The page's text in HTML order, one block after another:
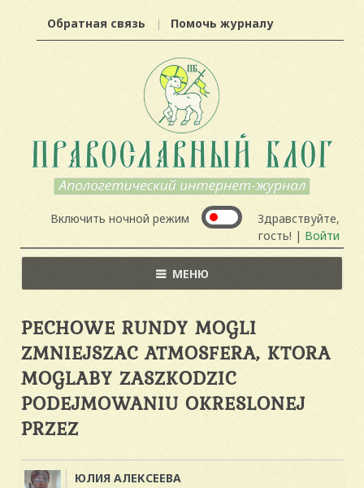
Обратная связь Помочь журналу
Включить ночной режим
Здравствуйте,
гость! | Войти
МЕНЮ
PECHOWE RUNDY MOGLI
ZMNIEJSZAC ATMOSFERA, KTORA
MOGLABY ZASZKODZIC
PODEJMOWANIU OKRESLONEJ
PRZEZ
ЮЛИЯ АЛЕКСЕЕВА